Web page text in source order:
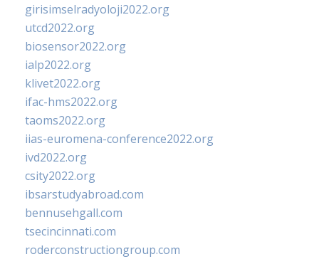
girisimselradyoloji2022.org
utcd2022.org
biosensor2022.org
ialp2022.org
klivet2022.org
ifac-hms2022.org
taoms2022.org
iias-euromena-conference2022.org
ivd2022.org
csity2022.org
ibsarstudyabroad.com
bennusehgall.com
tsecincinnati.com
roderconstructiongroup.com